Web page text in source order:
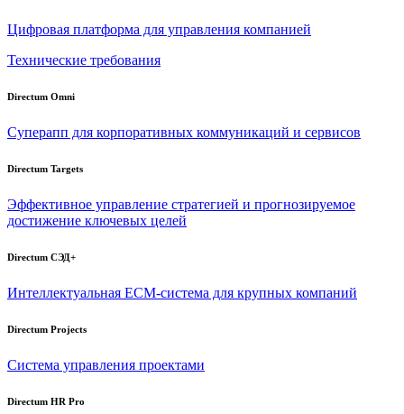
Цифровая платформа для управления компанией
Технические требования
Directum Omni
Суперапп для корпоративных коммуникаций и сервисов
Directum Targets
Эффективное управление стратегией и прогнозируемое
достижение ключевых целей
Directum СЭД+
Интеллектуальная ECM-система для крупных компаний
Directum Projects
Система управления проектами
Directum HR Pro